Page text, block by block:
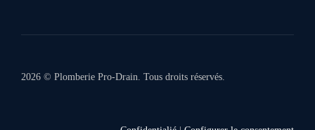
2026 © Plomberie Pro-Drain. Tous droits réservés.